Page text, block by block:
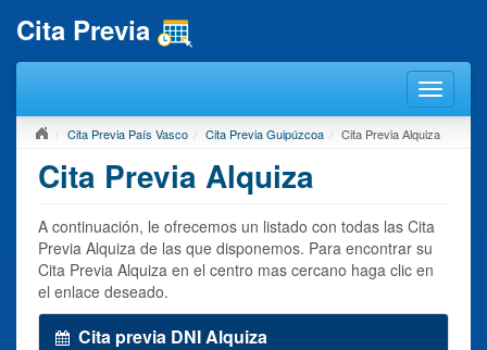
Cita Previa
Cita Previa País Vasco Cita Previa Guipúzcoa Cita Previa Alquiza
Cita Previa Alquiza
A continuación, le ofrecemos un listado con todas las Cita
Previa Alquiza de las que disponemos. Para encontrar su
Cita Previa Alquiza en el centro mas cercano haga clic en
el enlace deseado.
Cita previa DNI Alquiza